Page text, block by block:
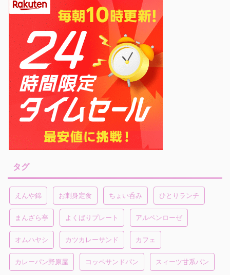
タグ
えんや錦 お刺身定食 ちょい呑み ひとりランチ
まんざら亭 よくばりプレート アルペンローゼ
オムハヤシ カツカレーサンド カフェ
カレーパン野原屋 コッペサンドパン スィーツ甘系パン